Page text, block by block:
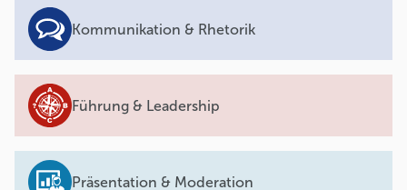
Kommunikation & Rhetorik
Führung & Leadership
Präsentation & Moderation